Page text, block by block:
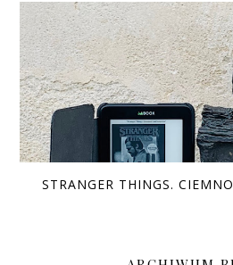
STRANGER THINGS.